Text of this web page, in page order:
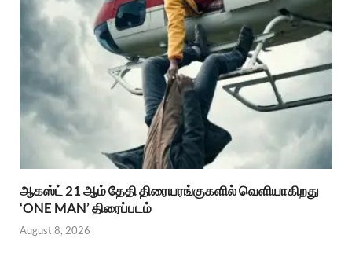
ஆகஸ்ட் 21 ஆம் தேதி திரையரங்குகளில் வெளியாகிறது
‘ONE MAN’ திரைப்படம்
August 8, 2026